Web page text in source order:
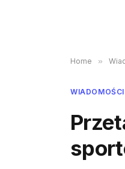
Home »
WIADOMOŚCI